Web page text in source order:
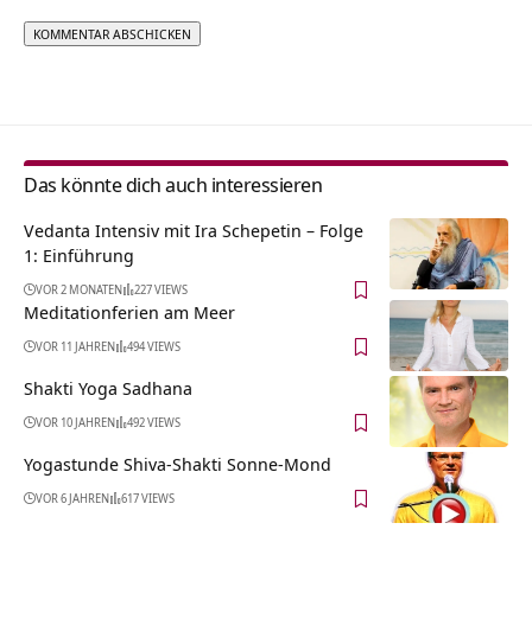
Das könnte dich auch interessieren
Vedanta Intensiv mit Ira Schepetin – Folge
1: Einführung
VOR 2 MONATEN 227 VIEWS
Meditationferien am Meer
VOR 11 JAHREN 494 VIEWS
Shakti Yoga Sadhana
VOR 10 JAHREN 492 VIEWS
Yogastunde Shiva-Shakti Sonne-Mond
VOR 6 JAHREN 617 VIEWS